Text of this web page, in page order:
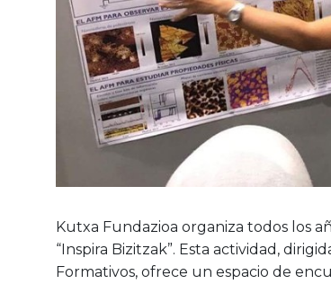
Kutxa Fundazioa organiza todos los
“Inspira Bizitzak”. Esta actividad,
Formativos, ofrece un espacio de